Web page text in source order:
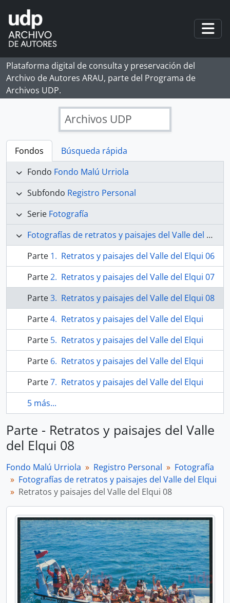
Skip to main content
Plataforma digital de consulta y preservación del
Archivo de Autores ARAU, parte del Programa de
Archivos UDP.
Archivos UDP
Fondos
Búsqueda rápida
Fondo Fondo Malú Urriola
Subfondo Registro Personal
Serie Fotografía
Fotografías de retratos y paisajes del Valle del Elqui
Parte
Retratos y paisajes del Valle del Elqui 06
Parte
Retratos y paisajes del Valle del Elqui 07
Parte
Retratos y paisajes del Valle del Elqui 08
Parte
Retratos y paisajes del Valle del Elqui
Parte
Retratos y paisajes del Valle del Elqui
Parte
Retratos y paisajes del Valle del Elqui
Parte
Retratos y paisajes del Valle del Elqui
5 más...
Parte - Retratos y paisajes del Valle
del Elqui 08
Fondo Malú Urriola Registro Personal
Fotografía
Fotografías de retratos y paisajes del Valle del Elqui
Retratos y paisajes del Valle del Elqui 08